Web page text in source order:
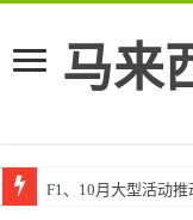
马来
F1、10月大型活动推